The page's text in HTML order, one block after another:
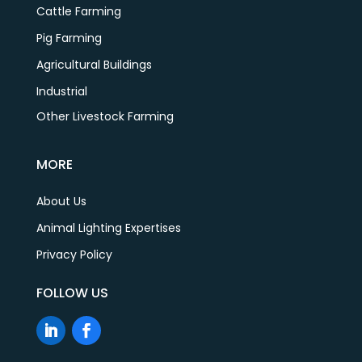
Cattle Farming
Pig Farming
Agricultural Buildings
Industrial
Other Livestock Farming
MORE
About Us
Animal Lighting Expertises
Privacy Policy
FOLLOW US